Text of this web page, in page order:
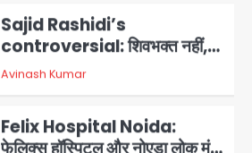
controversial: शिवभक्त नहीं,
आतंकवादी हैं’, मौलाना का कांवड़ियों पर
विवादित बयान, BJP विधायक ने कराई
FIR, NSA की मांग
Avinash Kumar
फेलिक्स हॉस्पिटल और नोएडा लोक मंच
की पहल, अब सिर्फ 30 रुपये में मिलेगी
Avinash Kumar